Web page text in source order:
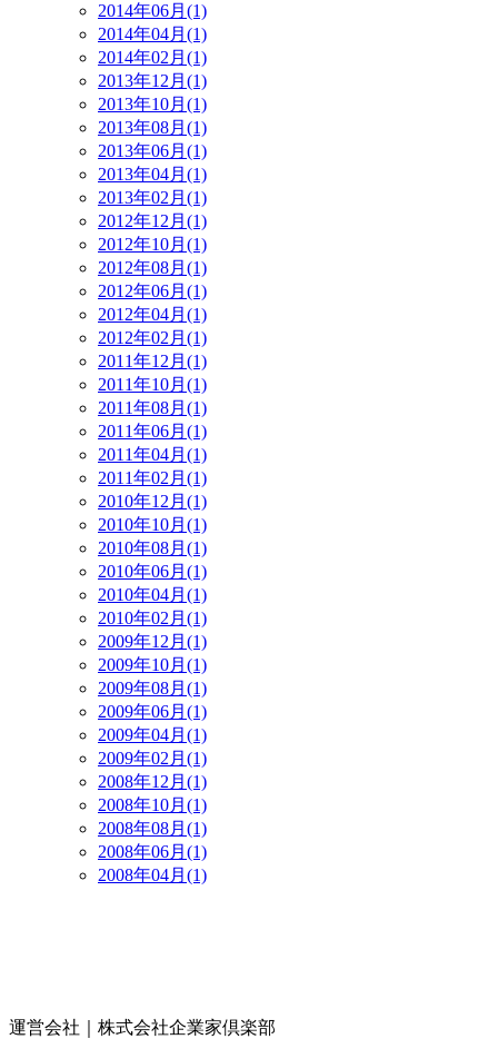
2014年06月(1)
2014年04月(1)
2014年02月(1)
2013年12月(1)
2013年10月(1)
2013年08月(1)
2013年06月(1)
2013年04月(1)
2013年02月(1)
2012年12月(1)
2012年10月(1)
2012年08月(1)
2012年06月(1)
2012年04月(1)
2012年02月(1)
2011年12月(1)
2011年10月(1)
2011年08月(1)
2011年06月(1)
2011年04月(1)
2011年02月(1)
2010年12月(1)
2010年10月(1)
2010年08月(1)
2010年06月(1)
2010年04月(1)
2010年02月(1)
2009年12月(1)
2009年10月(1)
2009年08月(1)
2009年06月(1)
2009年04月(1)
2009年02月(1)
2008年12月(1)
2008年10月(1)
2008年08月(1)
2008年06月(1)
2008年04月(1)
運営会社｜ 株式会社企業家倶楽部